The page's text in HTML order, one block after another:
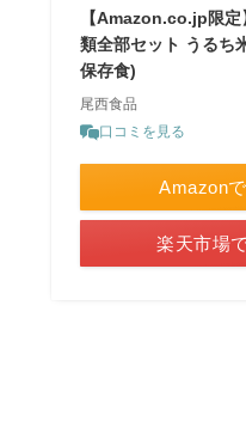
【Amazon.co.jp限
類全部セット うるち
保存食)
尾西食品
口コミを見る
Amazon
楽天市場